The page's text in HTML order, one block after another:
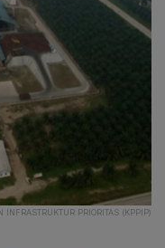
INFRASTRUKTUR PRIORITAS (KPPIP)